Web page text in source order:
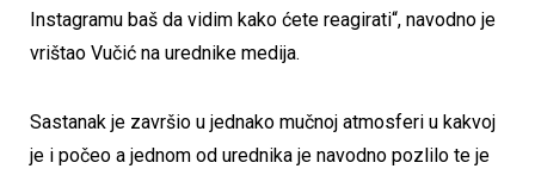
Instagramu baš da vidim kako ćete reagirati“, navodno je
vrištao Vučić na urednike medija.
Sastanak je završio u jednako mučnoj atmosferi u kakvoj
je i počeo a jednom od urednika je navodno pozlilo te je